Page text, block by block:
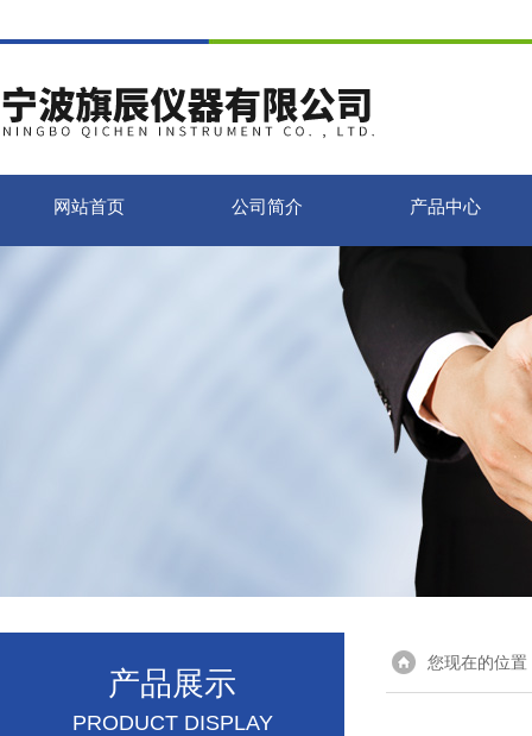
网站首页 公司简介 产品中心
产品展示
PRODUCT DISPLAY
您现在的位置